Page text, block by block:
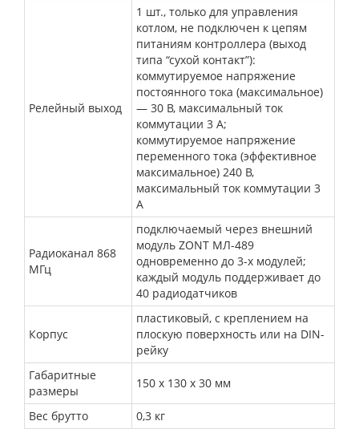
Релейный выход
1 шт., только для управления
котлом, не подключен к цепям
питаниям контроллера (выход
типа “сухой контакт”):
коммутируемое напряжение
постоянного тока (максимальное)
— 30 В, максимальный ток
коммутации 3 А;
коммутируемое напряжение
переменного тока (эффективное
максимальное) 240 В,
максимальный ток коммутации 3
А
Радиоканал 868
МГц
подключаемый через внешний
модуль ZONT МЛ-489
одновременно до 3-х модулей;
каждый модуль поддерживает до
40 радиодатчиков
Корпус
пластиковый, с креплением на
плоскую поверхность или на DIN-
рейку
Габаритные
размеры
150 х 130 х 30 мм
Вес брутто
0,3 кг